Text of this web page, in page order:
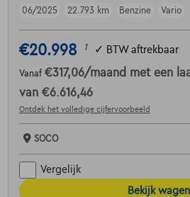
06/2025
22.793 km Benzine Vario
€20.998 1 ✓ BTW aftrekbaar
Vanaf €317,06/maand met een
van €6.616,46
Ontdek het volledige cijfervoorbeeld
SOCO
Vergelijk
Bekijk wagen